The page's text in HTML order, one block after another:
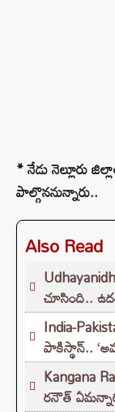
* నేడు నెల్లూరు
పాల్గొననున్నారు..
Also Read
చూసింది..
India-
పాకిస్థాన్..
Kangana
రనౌత్